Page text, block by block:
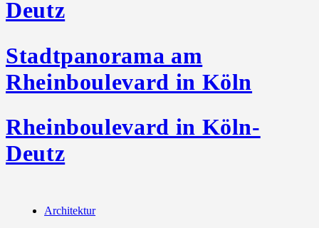
Deutz
Stadtpanorama am
Rheinboulevard in Köln
Rheinboulevard in Köln-
Deutz
Architektur